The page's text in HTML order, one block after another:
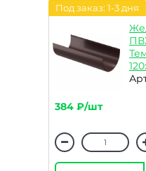
Под заказ: 1-3 дня
384 ₽/шт